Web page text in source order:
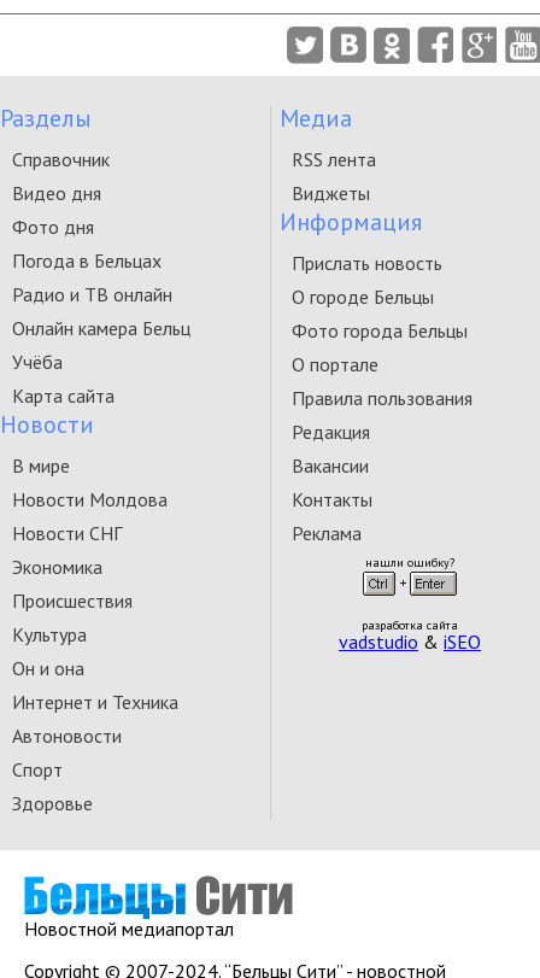
Разделы
Справочник
Видео дня
Фото дня
Погода в Бельцах
Радио и ТВ онлайн
Онлайн камера Бельц
Учёба
Карта сайта
Новости
В мире
Новости Молдова
Новости СНГ
Экономика
Происшествия
Культура
Он и она
Интернет и Техника
Автоновости
Спорт
Здоровье
Медиа
RSS лента
Виджеты
Информация
Прислать новость
О городе Бельцы
Фото города Бельцы
О портале
Правила пользования
Редакция
Вакансии
Контакты
Реклама
нашли ошибку?
разработка сайта
vadstudio & iSEO
Новостной медиапортал
Copyright © 2007-2024. “Бельцы Сити” - новостной